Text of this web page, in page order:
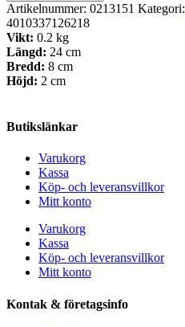
Artikelnummer: 0213151 Kategori:
4010337126218
Vikt: 0.2 kg
Längd: 24 cm
Bredd: 8 cm
Höjd: 2 cm
Butikslänkar
Varukorg
Kassa
Köp- och leveransvillkor
Mitt konto
Varukorg
Kassa
Köp- och leveransvillkor
Mitt konto
Kontak & företagsinfo